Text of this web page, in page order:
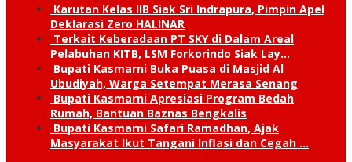
Karutan Kelas IIB Siak Sri Indrapura, Pimpin Apel
Deklarasi Zero HALINAR
Terkait Keberadaan PT SKY di Dalam Areal
Pelabuhan KITB, LSM Forkorindo Siak Lay…
Bupati Kasmarni Buka Puasa di Masjid Al
Ubudiyah, Warga Setempat Merasa Senang
Bupati Kasmarni Apresiasi Program Bedah
Rumah, Bantuan Baznas Bengkalis
Bupati Kasmarni Safari Ramadhan, Ajak
Masyarakat Ikut Tangani Inflasi dan Cegah …